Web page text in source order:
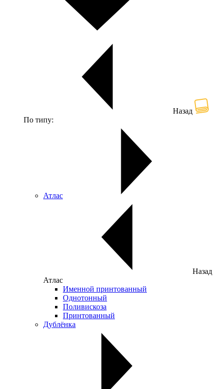
Назад
По типу:
Атлас
Назад
Атлас
Именной принтованный
Однотонный
Поливискоза
Принтованный
Дублёнка